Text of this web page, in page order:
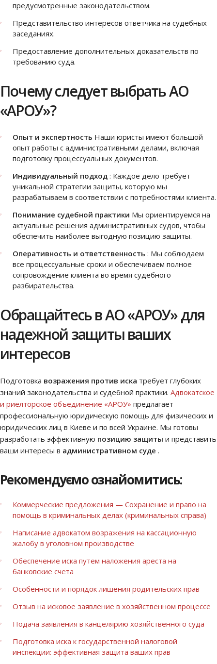
предусмотренные законодательством.
Представительство интересов ответчика на судебных
заседаниях.
Предоставление дополнительных доказательств по
требованию суда.
Почему следует выбрать АО
«АРОУ»?
Опыт и экспертность Наши юристы имеют большой
опыт работы с административными делами, включая
подготовку процессуальных документов.
Индивидуальный подход : Каждое дело требует
уникальной стратегии защиты, которую мы
разрабатываем в соответствии с потребностями клиента.
Понимание судебной практики Мы ориентируемся на
актуальные решения административных судов, чтобы
обеспечить наиболее выгодную позицию защиты.
Оперативность и ответственность : Мы соблюдаем
все процессуальные сроки и обеспечиваем полное
сопровождение клиента во время судебного
разбирательства.
Обращайтесь в АО «АРОУ» для
надежной защиты ваших
интересов
Подготовка возражения против иска требует глубоких
знаний законодательства и судебной практики. Адвокатское
и риелторское объединение «АРОУ» предлагает
профессиональную юридическую помощь для физических и
юридических лиц в Киеве и по всей Украине. Мы готовы
разработать эффективную позицию защиты и представить
ваши интересы в административном суде .
Рекомендуємо ознайомитись:
Коммерческие предложения — Сохранение и право на
помощь в криминальных делах (криминальных справа)
Написание адвокатом возражения на кассационную
жалобу в уголовном производстве
Обеспечение иска путем наложения ареста на
банковские счета
Особенности и порядок лишения родительских прав
Отзыв на исковое заявление в хозяйственном процессе
Подача заявления в канцелярию хозяйственного суда
Подготовка иска к государственной налоговой
инспекции: эффективная защита ваших прав